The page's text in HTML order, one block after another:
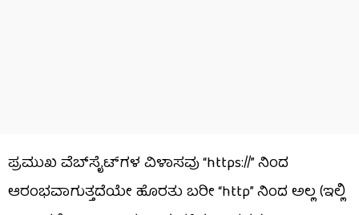
ಪ್ರಮುಖ ವೆಬ್‌ಸೈಟ್‌ಗಳ ವಿಳಾಸವು “https://” ನಿಂದ
ಆರಂಭವಾಗುತ್ತದೆಯೇ ಹೊರತು ಬರೀ “http” ನಿಂದ ಅಲ್ಲ (ಇಲ್ಲಿ